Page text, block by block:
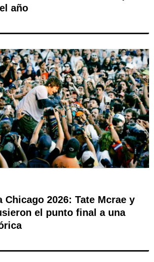
año
Chicago 2026: Tate Mcrae y
el punto final a una